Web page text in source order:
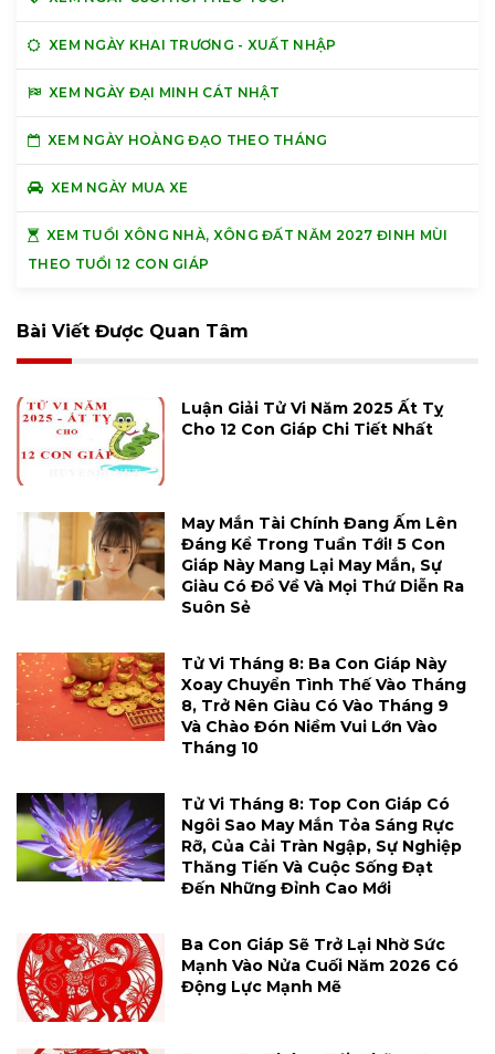
XEM NGÀY KHAI TRƯƠNG - XUẤT NHẬP
XEM NGÀY ĐẠI MINH CÁT NHẬT
XEM NGÀY HOÀNG ĐẠO THEO THÁNG
XEM NGÀY MUA XE
XEM TUỔI XÔNG NHÀ, XÔNG ĐẤT NĂM 2027 ĐINH MÙI
THEO TUỔI 12 CON GIÁP
Bài Viết Được Quan Tâm
Luận Giải Tử Vi Năm 2025 Ất Tỵ
Cho 12 Con Giáp Chi Tiết Nhất
May Mắn Tài Chính Đang Ấm Lên
Đáng Kể Trong Tuần Tới! 5 Con
Giáp Này Mang Lại May Mắn, Sự
Giàu Có Đổ Về Và Mọi Thứ Diễn Ra
Suôn Sẻ
Tử Vi Tháng 8: Ba Con Giáp Này
Xoay Chuyển Tình Thế Vào Tháng
8, Trở Nên Giàu Có Vào Tháng 9
Và Chào Đón Niềm Vui Lớn Vào
Tháng 10
Tử Vi Tháng 8: Top Con Giáp Có
Ngôi Sao May Mắn Tỏa Sáng Rực
Rỡ, Của Cải Tràn Ngập, Sự Nghiệp
Thăng Tiến Và Cuộc Sống Đạt
Đến Những Đỉnh Cao Mới
Ba Con Giáp Sẽ Trở Lại Nhờ Sức
Mạnh Vào Nửa Cuối Năm 2026 Có
Động Lực Mạnh Mẽ